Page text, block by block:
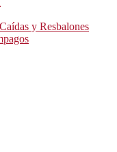
y Resbalones